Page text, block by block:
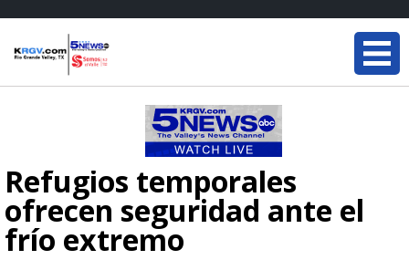
Refugios temporales
ofrecen seguridad ante el
frío extremo